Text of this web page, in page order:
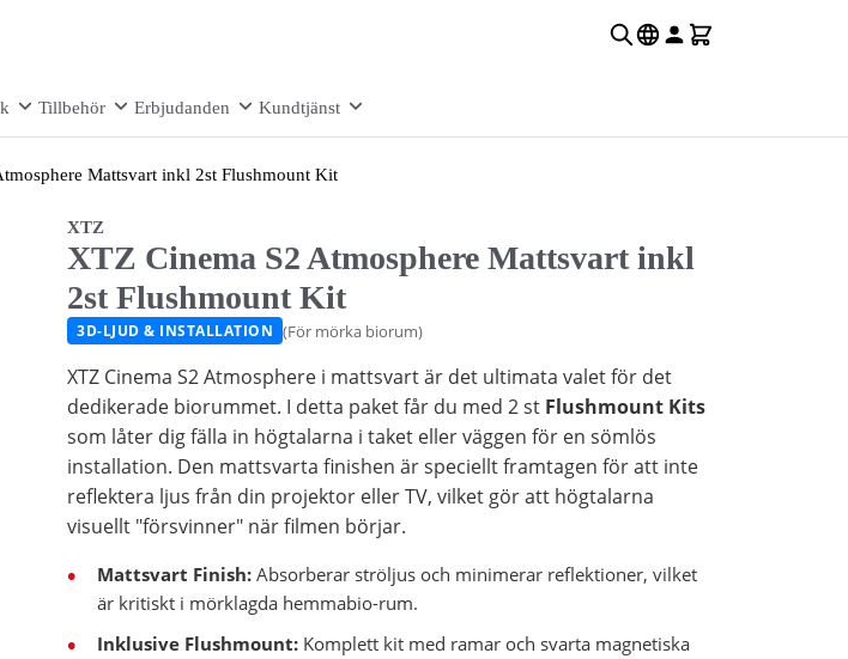
Tillbehör Erbjudanden Kundtjänst
Mattsvart inkl 2st Flushmount Kit
XTZ
XTZ Cinema S2 Atmosphere Mattsvart inkl
2st Flushmount Kit
3D-LJUD & INSTALLATION (För mörka biorum)
XTZ Cinema S2 Atmosphere i mattsvart är det ultimata valet för det
dedikerade biorummet. I detta paket får du med 2 st Flushmount Kits
som låter dig fälla in högtalarna i taket eller väggen för en sömlös
installation. Den mattsvarta finishen är speciellt framtagen för att inte
reflektera ljus från din projektor eller TV, vilket gör att högtalarna
visuellt "försvinner" när filmen börjar.
Mattsvart Finish: Absorberar ströljus och minimerar reflektioner, vilket
är kritiskt i mörklagda hemmabio-rum.
Inklusive Flushmount: Komplett kit med ramar och svarta magnetiska